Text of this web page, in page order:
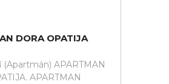
DORA OPATIJA
(Apartmán) APARTMAN
APARTMAN